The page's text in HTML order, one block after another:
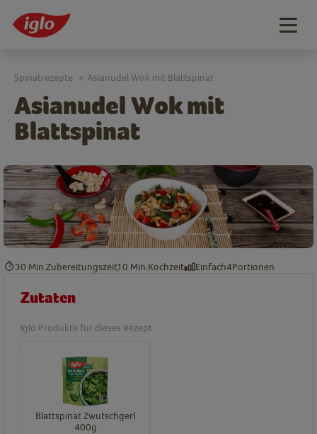
Asianudel Wok mit
Blattspinat
Spinatrezepte > Asianudel Wok mit Blattspinat
30 Min. Zubereitungszeit10 Min. Kochzeit Einfach4Portionen
Zutaten
Iglo Produkte für dieses Rezept
Blattspinat Zwutschgerl
400g